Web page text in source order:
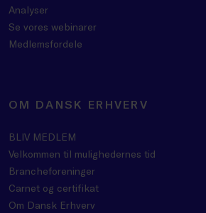
Analyser
Se vores webinarer
Medlemsfordele
OM DANSK ERHVERV
BLIV MEDLEM
Velkommen til mulighedernes tid
Brancheforeninger
Carnet og certifikat
Om Dansk Erhverv